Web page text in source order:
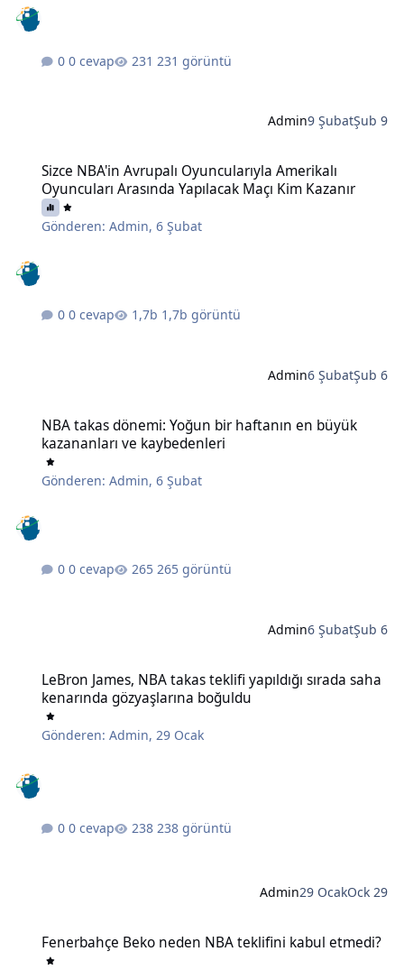
0 cevap 231 görüntü
Admin9 ŞubatŞub 9
Sizce NBA'in Avrupalı Oyuncularıyla Amerikalı
Oyuncuları Arasında Yapılacak Maçı Kim Kazanır
Gönderen:Admin,6 Şubat
0 cevap 1,7b görüntü
Admin6 ŞubatŞub 6
NBA takas dönemi: Yoğun bir haftanın en büyük
kazananları ve kaybedenleri
Gönderen:Admin,6 Şubat
0 cevap 265 görüntü
Admin6 ŞubatŞub 6
LeBron James, NBA takas teklifi yapıldığı sırada saha
kenarında gözyaşlarına boğuldu
Gönderen:Admin,29 Ocak
0 cevap 238 görüntü
Admin29 OcakOck 29
Fenerbahçe Beko neden NBA teklifini kabul etmedi?